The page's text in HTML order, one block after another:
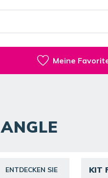
Meine
ENTDECKEN SIE KIT